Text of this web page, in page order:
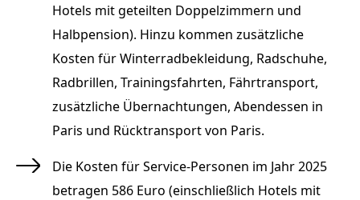
Hotels mit geteilten Doppelzimmern und
Halbpension). Hinzu kommen zusätzliche
Kosten für Winterradbekleidung, Radschuhe,
Radbrillen, Trainingsfahrten, Fährtransport,
zusätzliche Übernachtungen, Abendessen in
Paris und Rücktransport von Paris.
Die Kosten für Service-Personen im Jahr 2025
betragen 586 Euro (einschließlich Hotels mit